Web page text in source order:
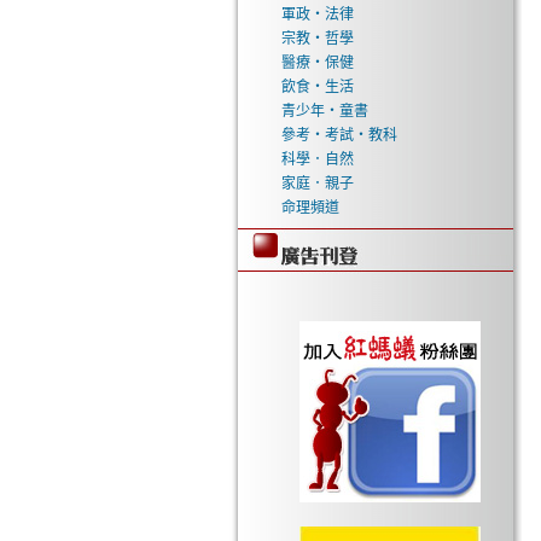
軍政‧法律
宗教‧哲學
醫療‧保健
飲食‧生活
青少年‧童書
參考‧考試‧教科
科學．自然
家庭．親子
命理頻道